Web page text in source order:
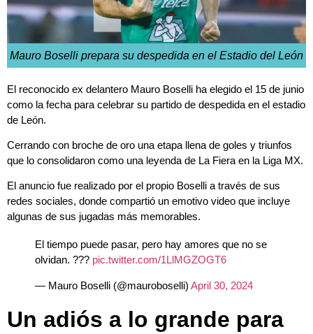
Mauro Boselli prepara su despedida en el Estadio del León
El reconocido ex delantero Mauro Boselli ha elegido el 15 de junio
como la fecha para celebrar su partido de despedida en el estadio
de León.
Cerrando con broche de oro una etapa llena de goles y triunfos
que lo consolidaron como una leyenda de La Fiera en la Liga MX.
El anuncio fue realizado por el propio Boselli a través de sus
redes sociales, donde compartió un emotivo video que incluye
algunas de sus jugadas más memorables.
El tiempo puede pasar, pero hay amores que no se
olvidan. ??? pic.twitter.com/1LlMGZOGT6
— Mauro Boselli (@mauroboselli) April 30, 2024
Un adiós a lo grande para